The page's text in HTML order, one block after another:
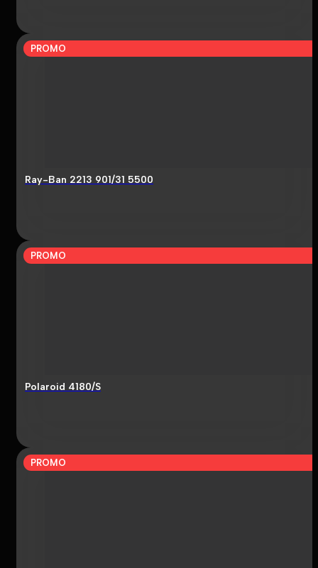
PROMO
Ray-Ban 2213 901/31 5500
PROMO
Polaroid 4180/S
PROMO